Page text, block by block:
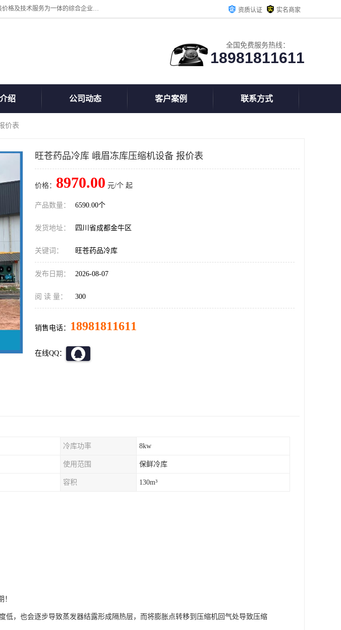
四川美柯冷冻库安装工程有限公司一家以冷库机组、冷库设备、冷库设计、冷冻库设备销售、冷库安装、冻库安装价格及技术服务为一体的综合企业，咨询热线：同等设备材料优惠10% 。公司各种类型安装组合式冷库、冷冻库、冷藏库、气调保鲜库、并提供成套设备供应、安装与调试、维护与维修、技术咨询、操作维修人员技术培训等 资质认证 实名商家
全国免费服务热线：
18981811611
绍 公司动态 客户案例 联系方式
价表
旺苍药品冷库 峨眉冻库压缩机设备 报价表
价格： 8970.00 元/个 起
产品数量： 6590.00个
发货地址： 四川省成都金牛区
关键词： 旺苍药品冷库
发布日期： 2026-08-07
阅 读 量： 300
销售电话： 18981811611
在线QQ：
冷库功率 8kw
使用范围 保鲜冷库
容积 130m³
低，也会逐步导致蒸发器结露形成隔热层，而将膨胀点转移到压缩机回气处导致压缩